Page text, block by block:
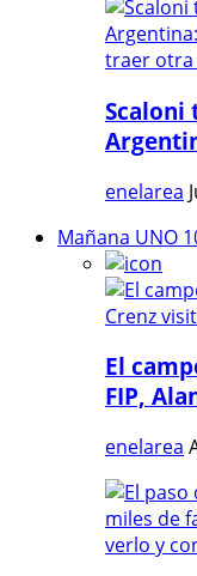
Scaloni
enelarea
Mañana UNO
El
FIP,
enelarea